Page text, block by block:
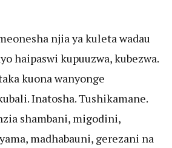
njia ya kuleta wadau
haipaswi kupuuzwa, kubezwa.
kuona wanyonge
Inatosha. Tushikamane.
shambani, migodini,
madhabauni, gerezani na